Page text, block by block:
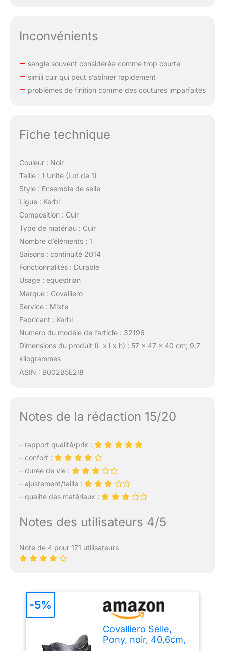
Inconvénients
sangle souvent considérée comme trop courte
simili cuir qui peut s’abîmer rapidement
problèmes de finition comme des coutures imparfaites
Fiche technique
Couleur : Noir
Taille : 1 Unité (Lot de 1)
Style : Ensemble de selle
Ligue : Kerbl
Composition : Cuir
Type de matériau : Cuir
Nombre d’éléments : 1
Saisons : continuité 2014
Fonctionnalités : Durable
Usage : equestrian
Marque : Covalliero
Service : Mixte
Fabricant : Kerbl
Numéro du modèle de l’article : 32196
Dimensions du produit (L x l x h) : 57 x 47 x 40 cm; 9,7
kilogrammes
ASIN : B002B5E2I8
Notes de la rédaction 15/20
– rapport qualité/prix :
– confort :
– durée de vie :
– ajustement/taille :
– qualité des matériaux :
Notes des utilisateurs 4/5
Note de 4 pour 171 utilisateurs
Covalliero Selle,
Pony, noir, 40,6cm,
-5%